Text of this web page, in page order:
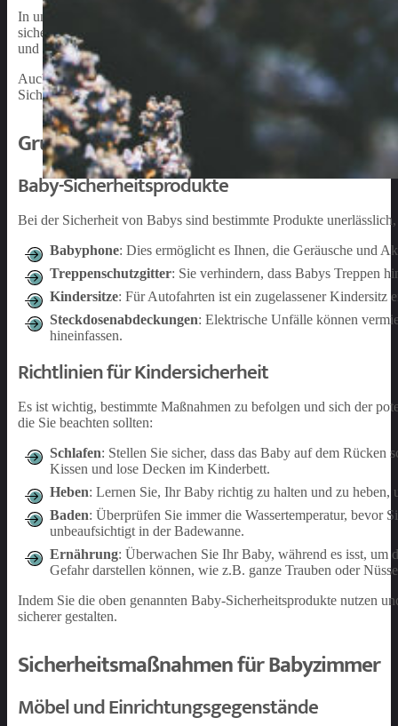
In unserem Artikel werden verschiedene Aspekte der
sichern können. Dazu gehören zum Beispiel das Sichern von
und Fenstern. Durch das Ergreifen dieser Maßnahmen kann das
Auch die Bedeutung von kindersicheren Produkten wie
Sicherheitsstandards erfüllen, um einen optimalen Schutz für Ihr
Grundlagen der Kindersicherung
Baby-Sicherheitsprodukte
Bei der Sicherheit von Babys sind bestimmte Produkte
Babyphone: Dies ermöglicht es Ihnen, die Geräusche und
Treppenschutzgitter: Sie verhindern, dass Babys Treppen
Kindersitze: Für Autofahrten ist ein zugelassener Kindersitz
Steckdosenabdeckungen: Elektrische Unfälle können
hineinfassen.
Richtlinien für Kindersicherheit
Es ist wichtig, bestimmte Maßnahmen zu befolgen und sich der
die Sie beachten sollten:
Schlafen: Stellen Sie sicher, dass das Baby auf dem
Kissen und lose Decken im Kinderbett.
Heben: Lernen Sie, Ihr Baby richtig zu halten und zu
Baden: Überprüfen Sie immer die Wassertemperatur, bevor
unbeaufsichtigt in der Badewanne.
Ernährung: Überwachen Sie Ihr Baby, während es isst,
Gefahr darstellen können, wie z.B. ganze Trauben oder
Indem Sie die oben genannten Baby-Sicherheitsprodukte nutzen
sicherer gestalten.
Sicherheitsmaßnahmen für Babyzimmer
Möbel und Einrichtungsgegenstände